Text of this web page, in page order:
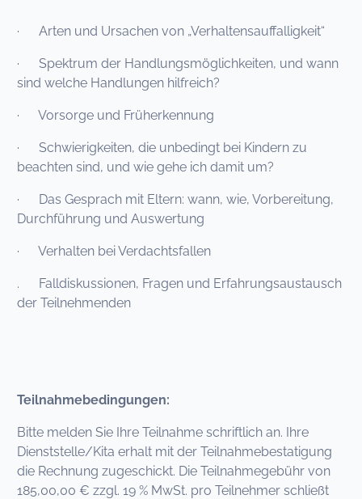
· Arten und Ursachen von „Verhaltensauffalligkeit“
· Spektrum der Handlungsmöglichkeiten, und wann
sind welche Handlungen hilfreich?
· Vorsorge und Früherkennung
· Schwierigkeiten, die unbedingt bei Kindern zu
beachten sind, und wie gehe ich damit um?
· Das Gesprach mit Eltern: wann, wie, Vorbereitung,
Durchführung und Auswertung
· Verhalten bei Verdachtsfallen
. Falldiskussionen, Fragen und Erfahrungsaustausch
der Teilnehmenden
Teilnahmebedingungen:
Bitte melden Sie Ihre Teilnahme schriftlich an. Ihre
Dienststelle/Kita erhalt mit der Teilnahmebestatigung
die Rechnung zugeschickt. Die Teilnahmegebühr von
185,00,00 € zzgl. 19 % MwSt. pro Teilnehmer schließt